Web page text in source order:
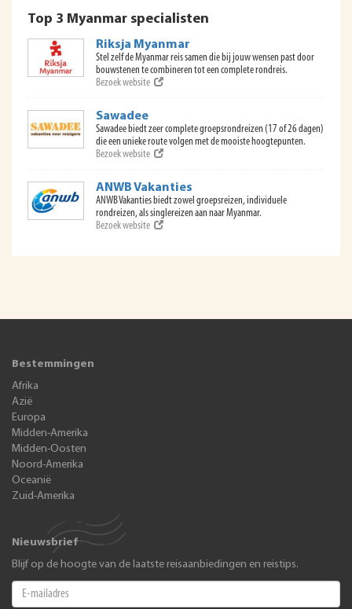
Top 3 Myanmar specialisten
Riksja Myanmar
Stel zelf de Myanmar reis samen die bij jouw wensen past door
bouwstenen te combineren tot een complete rondreis.
Bezoek website
Sawadee
Sawadee biedt zeer complete groepsrondreizen (17 of 26 dagen)
die een unieke route volgen met de mooiste hoogtepunten.
Bezoek website
ANWB Vakanties
ANWB Vakanties biedt zowel groepsreizen, individuele
rondreizen, als singlereizen aan naar Myanmar.
Bezoek website
Bestemmingen
Afrika
Azië
Europa
Midden-Amerika
Midden-Oosten
Noord-Amerika
Oceanië
Zuid-Amerika
Nieuwsbrief
Blijf op de hoogte van de laatste reisaanbiedingen en reistips.